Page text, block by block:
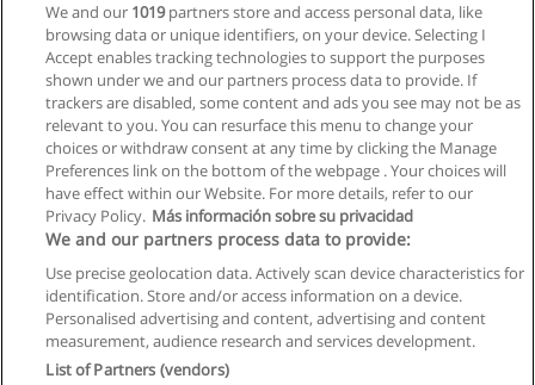
Bachelor Exportorientiertes Management
IMC Fachhochschule Krems
Mehr Information
Allgemeinen geschäftsbedingungen
Datenschutzpolitik
In Verbindung setzen mit Educaedu
Copyright © Educaedu Business S.L. - CIF : B-95610580: -
We and our 1019partners store and access personal data, like
browsing data or unique identifiers, on your device. Selecting I
Accept enables tracking technologies to support the purposes
shown under we and our partners process data to provide. If
trackers are disabled, some content and ads you see may not be as
relevant to you. You can resurface this menu to change your
choices or withdraw consent at any time by clicking the Manage
Preferences link on the bottom of the webpage . Your choices will
have effect within our Website. For more details, refer to our
Privacy Policy. Más información sobre su privacidad
We and our partners process data to provide:
Use precise geolocation data. Actively scan device characteristics for
identification. Store and/or access information on a device.
Personalised advertising and content, advertising and content
measurement, audience research and services development.
List of Partners (vendors)